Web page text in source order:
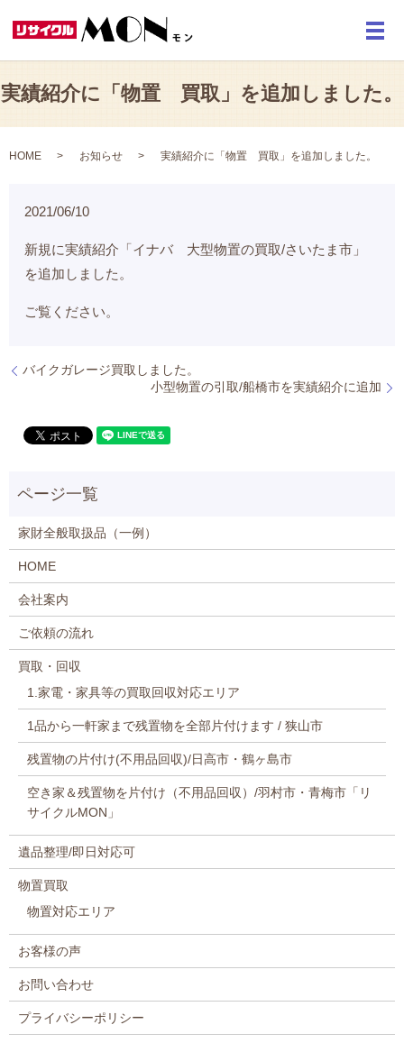
メ
実績紹介に「物置 買取」を追加しました。
HOME お知らせ 実績紹介に「物置 買取」を追加しました。
2021/06/10
新規に実績紹介「イナバ 大型物置の買取/さいたま市」
を追加しました。
ご覧ください。
バイクガレージ買取しました。
小型物置の引取/船橋市を実績紹介に追加
家財全般取扱品（一例）
HOME
会社案内
ご依頼の流れ
買取・回収
1.家電・家具等の買取回収対応エリア
1品から一軒家まで残置物を全部片付けます / 狭山市
残置物の片付け(不用品回収)/日高市・鶴ヶ島市
空き家＆残置物を片付け（不用品回収）/羽村市・青梅市「リ
サイクルMON」
遺品整理/即日対応可
物置買取
物置対応エリア
お客様の声
お問い合わせ
プライバシーポリシー